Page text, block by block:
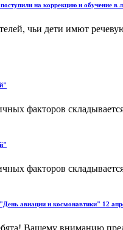
на коррекцию и обучение в
чьи дети имют
факторов
факторов
авиации и космонавтики" 12
Вашему вниманию